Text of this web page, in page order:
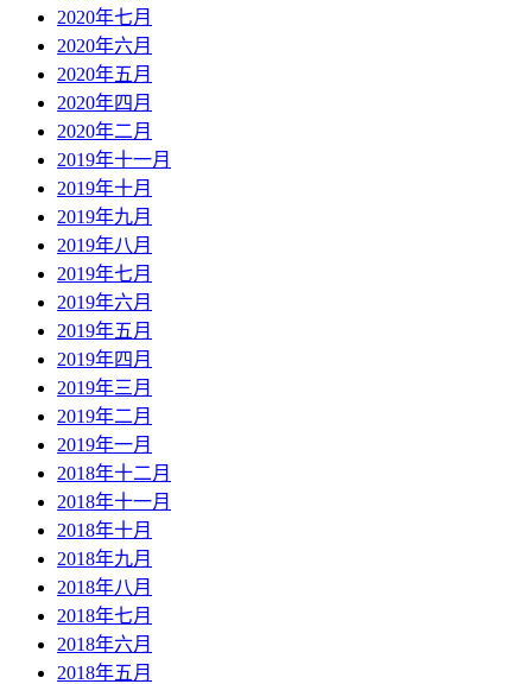
2020年七月
2020年六月
2020年五月
2020年四月
2020年二月
2019年十一月
2019年十月
2019年九月
2019年八月
2019年七月
2019年六月
2019年五月
2019年四月
2019年三月
2019年二月
2019年一月
2018年十二月
2018年十一月
2018年十月
2018年九月
2018年八月
2018年七月
2018年六月
2018年五月